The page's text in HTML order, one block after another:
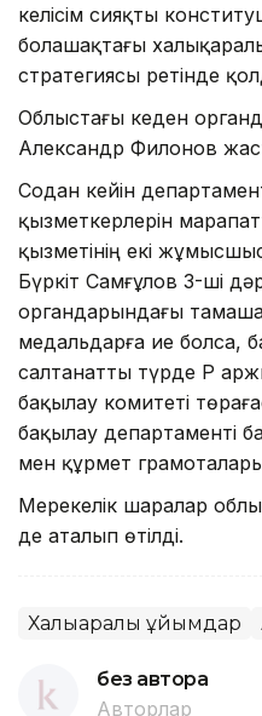
келісім сияқты
болашақтағы
стратегиясы ретінде
Облыстағы кеден
Александр Филонов
Содан кейін
қызметкерлерін
қызметінің екі
Бүркіт Самғұлов 3-ші
органдарындағы
медальдарға ие болса,
салтанатты түрде ҚР
бақылау комитеті
бақылау департаменті
мен құрмет грамоталары
Мерекелік шаралар
де аталып өтілді.
Халықаралық ұйымдар
без автора
Авторлар